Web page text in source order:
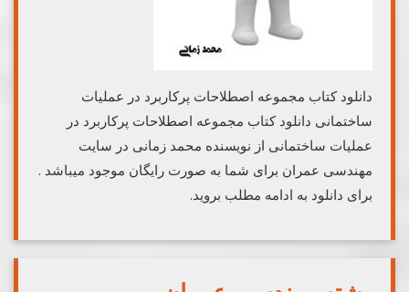
دانلود کتاب مجموعه اصطلاحات پرکاربرد در عملیات
ساختمانی دانلود کتاب مجموعه اصطلاحات پرکاربرد در
عملیات ساختمانی از نویسنده محمد زمانی در سایت
مهندسی عمران برای شما به صورت رایگان موجود میباشد .
برای دانلود به ادامه مطلب بروید.